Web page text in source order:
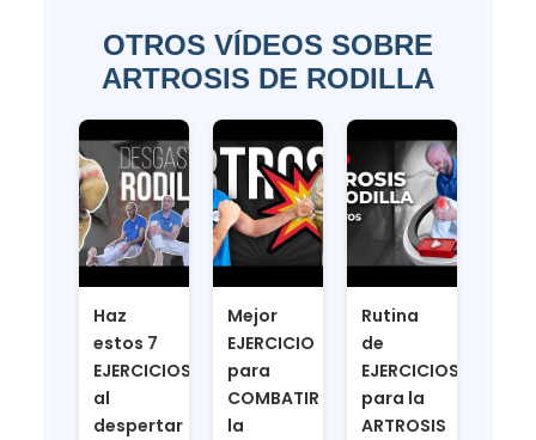
OTROS VÍDEOS SOBRE
ARTROSIS DE RODILLA
Haz
estos 7
EJERCICIOS
al
despertar
Mejor
EJERCICIO
para
COMBATIR
la
Rutina
de
EJERCICIOS
para la
ARTROSIS